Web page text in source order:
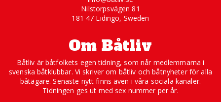
Nilstorpsvägen 81
181 47 Lidingö, Sweden
Om Båtliv
Båtliv är båtfolkets egen tidning, som når medlemmarna i
svenska båtklubbar. Vi skriver om båtliv och båtnyheter för alla
båtägare. Senaste nytt finns även i våra sociala kanaler.
Tidningen ges ut med sex nummer per år.